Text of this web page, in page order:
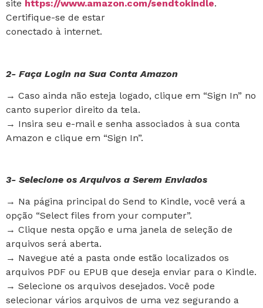
site https://www.amazon.com/sendtokindle.
Certifique-se de estar
conectado à internet.
2- Faça Login na Sua Conta Amazon
→ Caso ainda não esteja logado, clique em “Sign In” no
canto superior direito da tela.
→ Insira seu e-mail e senha associados à sua conta
Amazon e clique em “Sign In”.
3- Selecione os Arquivos a Serem Enviados
→ Na página principal do Send to Kindle, você verá a
opção “Select files from your computer”.
→ Clique nesta opção e uma janela de seleção de
arquivos será aberta.
→ Navegue até a pasta onde estão localizados os
arquivos PDF ou EPUB que deseja enviar para o Kindle.
→ Selecione os arquivos desejados. Você pode
selecionar vários arquivos de uma vez segurando a